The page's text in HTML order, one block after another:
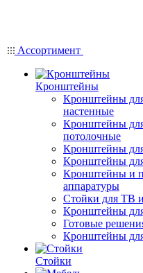
Ассортимент
Кронштейны
Кронштейны
настенные
Кронштейны
потолочные
Кронштейны
Кронштейны
Кронштейны и
аппаратуры
Стойки для ТВ
Кронштейны
Готовые
Кронштейны
Стойки